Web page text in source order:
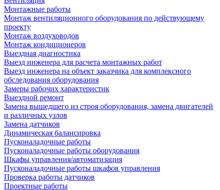
Монтажные работы
Монтаж вентиляционного оборудования по действующему
проекту
Монтаж воздуховодов
Монтаж кондиционеров
Выездная диагностика
Выезд инженера для расчета монтажных работ
Выезд инженера на объект заказчика для комплексного
обследования оборудования
Замеры рабочих характеристик
Выездной ремонт
Замена вышедшего из строя оборудования, замена двигателей
и различных узлов
Замена датчиков
Динамическая балансировка
Пусконаладочные работы
Пусконаладочные работы оборудования
Шкафы управления/автоматизация
Пусконаладочные работы шкафов управления
Проверка работы датчиков
Проектные работы